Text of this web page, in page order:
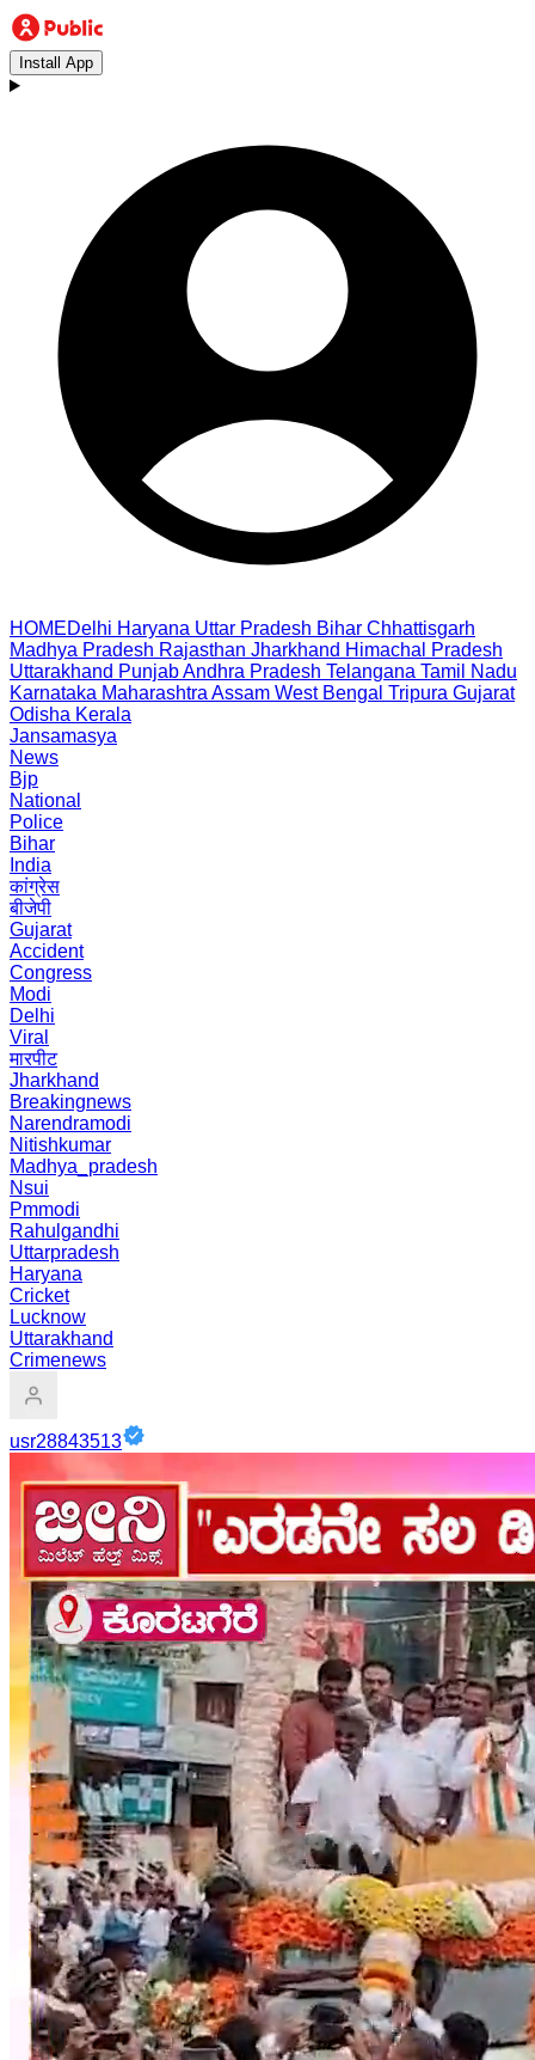
Install App
HOMEDelhi Haryana Uttar Pradesh Bihar Chhattisgarh
Madhya Pradesh Rajasthan Jharkhand Himachal Pradesh
Uttarakhand PunjabAndhra Pradesh Telangana Tamil Nadu
Karnataka Maharashtra Assam West Bengal Tripura Gujarat
Odisha Kerala
Jansamasya
News
Bjp
National
Police
Bihar
India
कांग्रेस
बीजेपी
Gujarat
Accident
Congress
Modi
Delhi
Viral
मारपीट
Jharkhand
Breakingnews
Narendramodi
Nitishkumar
Madhya_pradesh
Nsui
Pmmodi
Rahulgandhi
Uttarpradesh
Haryana
Cricket
Lucknow
Uttarakhand
Crimenews
usr28843513